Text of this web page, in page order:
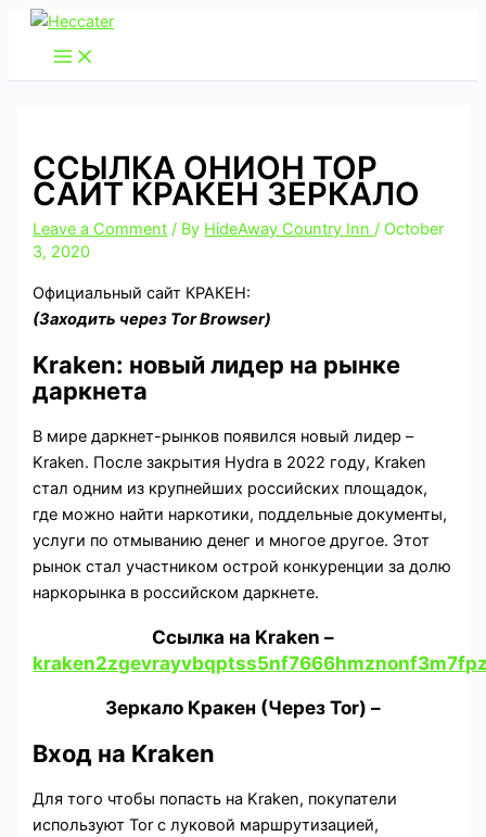
Skip
content
ССЫЛКА ОНИОН ТОР
САЙТ КРАКЕН ЗЕРКАЛО
Leave a Comment / By HideAway Country Inn/ October
3, 2020
Официальный сайт КРАКЕН:
(Заходить через Tor Browser)
Kraken: новый лидер на рынке
даркнета
В мире даркнет-рынков появился новый лидер –
Kraken. После закрытия Hydra в 2022 году, Kraken
стал одним из крупнейших российских площадок,
где можно найти наркотики, поддельные документы,
услуги по отмыванию денег и многое другое. Этот
рынок стал участником острой конкуренции за долю
наркорынка в российском даркнете.
Cсылка на Kraken –
Зеркало Кракен (Через Tor) –
Вход на Kraken
Для того чтобы попасть на Kraken, покупатели
используют Tor с луковой маршрутизацией,